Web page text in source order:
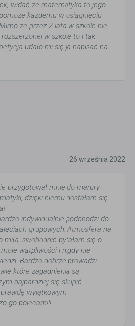
widać ze matematyka to jego
każdemu w osiągnięciu
ze przez 2 lata w szkole nie
w szkole to i tak
udało mi się ja napisać na
26 września 2022
przygotował mnie do marury
dzięki niemu dostałam się
indywidualnie podchodzi do
grupowych. Atmosfera na
miła, swobodnie pytałam się o
wątpliwości i nigdy nie
Bardzo dobrze prowadzi
które zagadnienia są
najbardziej się skupić.
wyjątkowym
go polecam!!!